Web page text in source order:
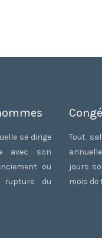
se dirige
avec son
ou
du
Tout
jours
mois de